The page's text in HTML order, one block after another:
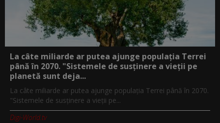
La câte miliarde ar putea ajunge populația Terrei
până în 2070. "Sistemele de susținere a vieții pe
planetă sunt deja...
La câte miliarde ar putea ajunge populația Terrei până în 2070.
"Sistemele de susținere a vieții pe...
Digi-World.tv